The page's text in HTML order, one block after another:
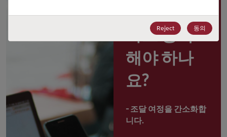
포털 사용
자로 등록
해야 하나
요?
- 조달 여정을 간소화합
니다.
Reject 동의